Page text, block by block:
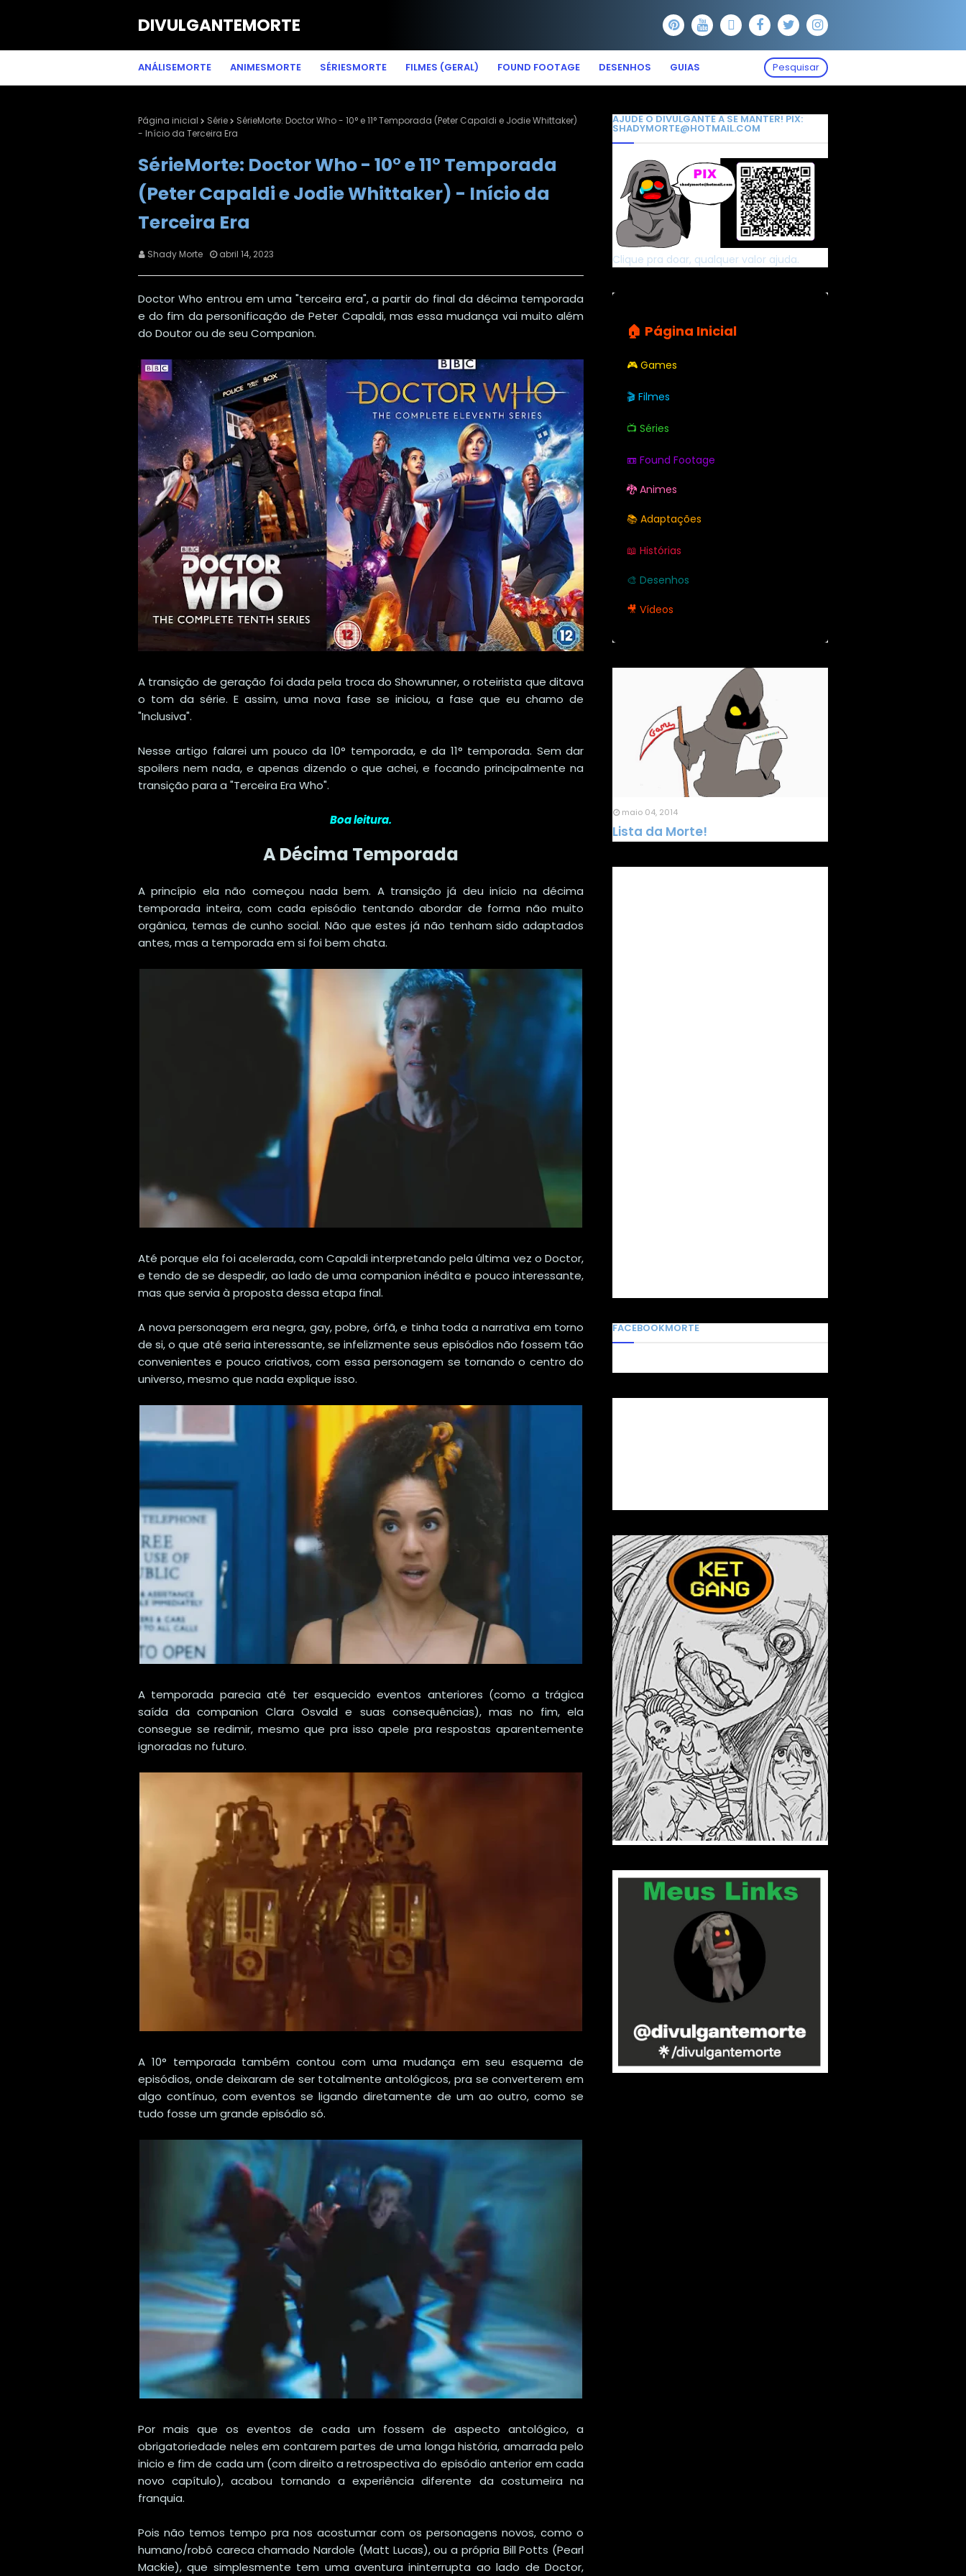
DIVULGANTEMORTE
ANÁLISEMORTE ANIMESMORTE SÉRIESMORTE FILMES (GERAL) FOUND FOOTAGE DESENHOS GUIAS Pesquisar
Página inicial Série
SérieMorte: Doctor Who - 10° e 11° Temporada (Peter Capaldi e Jodie Whittaker)
- Início da Terceira Era
SérieMorte: Doctor Who - 10° e 11° Temporada
(Peter Capaldi e Jodie Whittaker) - Início da
Terceira Era
Shady Morte abril 14, 2023
Doctor Who entrou em uma "terceira era", a partir do final da décima temporada
e do fim da personificação de Peter Capaldi, mas essa mudança vai muito além
do Doutor ou de seu Companion.
A transição de geração foi dada pela troca do Showrunner, o roteirista que ditava
o tom da série. E assim, uma nova fase se iniciou, a fase que eu chamo de
"Inclusiva".
Nesse artigo falarei um pouco da 10° temporada, e da 11° temporada. Sem dar
spoilers nem nada, e apenas dizendo o que achei, e focando principalmente na
transição para a "Terceira Era Who".
Boa leitura.
A Décima Temporada
A princípio ela não começou nada bem. A transição já deu início na décima
temporada inteira, com cada episódio tentando abordar de forma não muito
orgânica, temas de cunho social. Não que estes já não tenham sido adaptados
antes, mas a temporada em si foi bem chata.
Até porque ela foi acelerada, com Capaldi interpretando pela última vez o Doctor,
e tendo de se despedir, ao lado de uma companion inédita e pouco interessante,
mas que servia à proposta dessa etapa final.
A nova personagem era negra, gay, pobre, órfã, e tinha toda a narrativa em torno
de si, o que até seria interessante, se infelizmente seus episódios não fossem tão
convenientes e pouco criativos, com essa personagem se tornando o centro do
universo, mesmo que nada explique isso.
A temporada parecia até ter esquecido eventos anteriores (como a trágica
saída da companion Clara Osvald e suas consequências), mas no fim, ela
consegue se redimir, mesmo que pra isso apele pra respostas aparentemente
ignoradas no futuro.
A 10° temporada também contou com uma mudança em seu esquema de
episódios, onde deixaram de ser totalmente antológicos, pra se converterem em
algo contínuo, com eventos se ligando diretamente de um ao outro, como se
tudo fosse um grande episódio só.
Por mais que os eventos de cada um fossem de aspecto antológico, a
obrigatoriedade neles em contarem partes de uma longa história, amarrada pelo
inicio e fim de cada um (com direito a retrospectiva do episódio anterior em cada
novo capítulo), acabou tornando a experiência diferente da costumeira na
franquia.
Pois não temos tempo pra nos acostumar com os personagens novos, como o
humano/robô careca chamado Nardole (Matt Lucas), ou a própria Bill Potts (Pearl
Mackie), que simplesmente tem uma aventura ininterrupta ao lado de Doctor,
AJUDE O DIVULGANTE A SE MANTER! PIX:
SHADYMORTE@HOTMAIL.COM
Clique pra doar, qualquer valor ajuda.
🏠 Página Inicial
🎮 Games
🎬 Filmes
📺 Séries
📼 Found Footage
🐉 Animes
📚 Adaptações
📖 Histórias
🎨 Desenhos
🎥 Vídeos
maio 04, 2014
Lista da Morte!
FACEBOOKMORTE